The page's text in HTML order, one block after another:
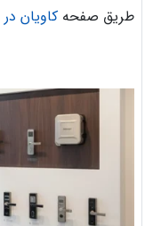
طریق صفحه کاویان در